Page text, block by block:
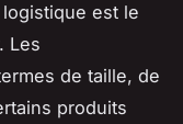
est le
Les
de taille, de
produits